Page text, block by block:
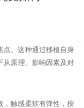
点。这种通过移植自身
从原理、影响因素及对
，触感柔软有弹性，按